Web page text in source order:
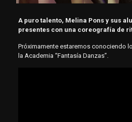
A puro talento, Melina Pons y sus
presentes con una coreografía de
Próximamente estaremos conociendo
la Academia “Fantasía Danzas”.